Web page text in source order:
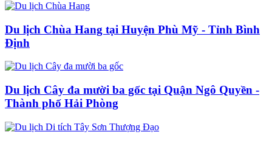
Du lịch Chùa Hang tại Huyện Phù Mỹ - Tỉnh Bình
Định
Du lịch Cây đa mười ba gốc tại Quận Ngô Quyền -
Thành phố Hải Phòng